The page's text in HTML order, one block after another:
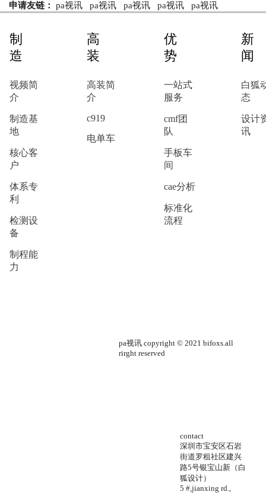
申请友链： pa视讯 pa视讯 pa视讯 pa视讯 pa视讯
制
造
视频简
介
制造基
地
核心客
户
体系专
利
检测设
备
制程能
力
高
装
高装简
介
c919
电单车
优
势
一站式
服务
cmf团
队
手板车
间
cae分析
标准化
流程
新
闻
白狐
态
设计
讯
pa视讯 copyright © 2021 bifoxs.all
rirght reserved
contact
深圳市宝安区石岩
街道罗租社区建兴
路5号银宝山新（白
狐设计）
5 #,jianxing rd.,